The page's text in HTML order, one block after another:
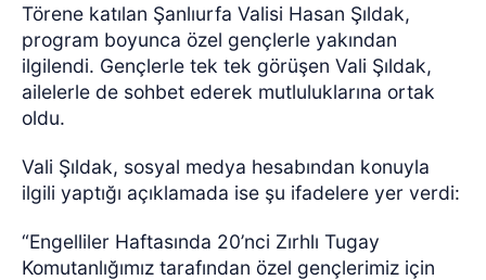
Törene katılan Şanlıurfa Valisi Hasan Şıldak,
program boyunca özel gençlerle yakından
ilgilendi. Gençlerle tek tek görüşen Vali Şıldak,
ailelerle de sohbet ederek mutluluklarına ortak
oldu.
Vali Şıldak, sosyal medya hesabından konuyla
ilgili yaptığı açıklamada ise şu ifadelere yer verdi:
“Engelliler Haftasında 20’nci Zırhlı Tugay
Komutanlığımız tarafından özel gençlerimiz için